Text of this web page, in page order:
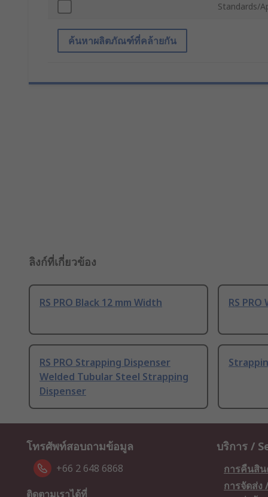
Standards/
ค้นหาผลิตภัณฑ์ที่คล้ายกัน
ลิงก์ที่เกี่ยวข้อง
RS PRO Black 12 mm Width RS
RS PRO Strapping Dispenser
Welded Tubular Steel Strapping
Dispenser
โทรศัพท์สอบถามข้อมูล
+66 2 648 6868
ติดตามเราได้ที่
บริการ /
การคืนสิ
การจัดส่